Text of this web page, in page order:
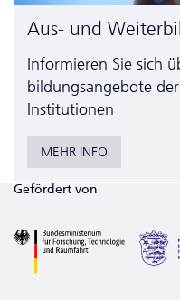
Aus- und
Informieren Sie sich
bildungs­angebote
Institutionen
MEHR INFO
Gefördert von